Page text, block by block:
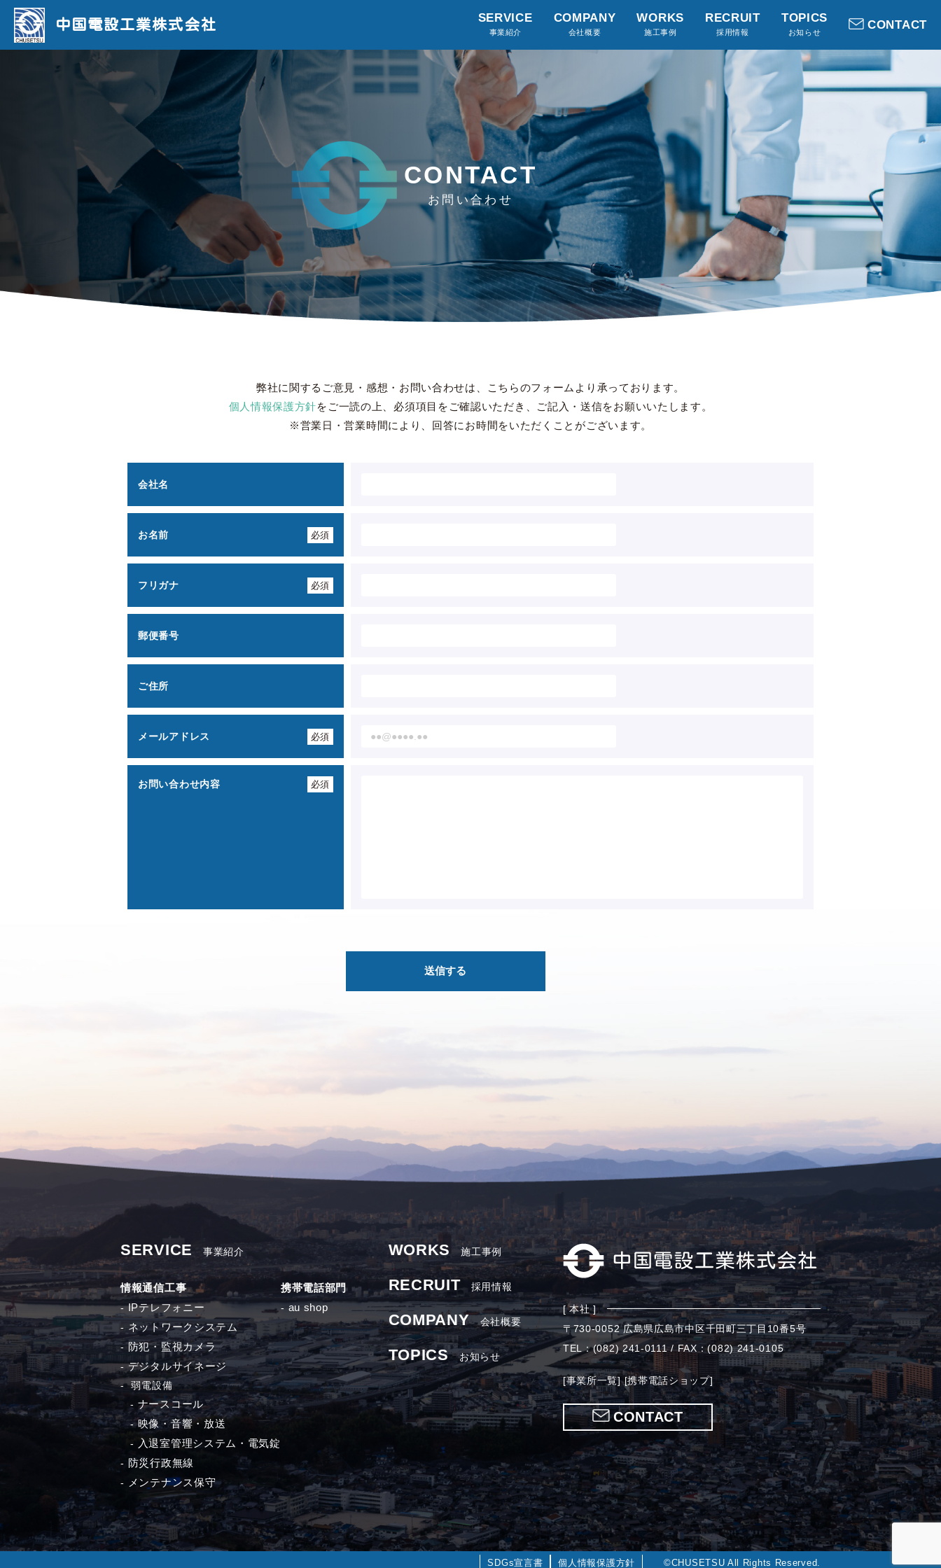
中国電設工業株式会社 SERVICE
事業紹介
COMPANY
会社概要
WORKS
施工事例
RECRUIT
採用情報
TOPICS
お知らせ
CONTACT
CONTACT
お問い合わせ
弊社に関するご意見・感想・お問い合わせは、こちらのフォームより承っております。
個人情報保護方針をご一読の上、必須項目をご確認いただき、ご記入・送信をお願いいたします。
※営業日・営業時間により、回答にお時間をいただくことがございます。
会社名
お名前 必須
フリガナ 必須
郵便番号
ご住所
メールアドレス 必須
お問い合わせ内容 必須
SERVICE 事業紹介
情報通信工事
IPテレフォニー
ネットワークシステム
防犯・監視カメラ
デジタルサイネージ
弱電設備
ナースコール
映像・音響・放送
入退室管理システム・電気錠
防災行政無線
メンテナンス保守
携帯電話部門
au shop
WORKS 施工事例
RECRUIT 採用情報
COMPANY 会社概要
TOPICS お知らせ
[ 本社 ]
〒730-0052 広島県広島市中区千田町三丁目10番5号
TEL：(082) 241-0111 / FAX：(082) 241-0105
[事業所一覧] [携帯電話ショップ]
CONTACT
SDGs宣言書 個人情報保護方針 ©CHUSETSU All Rights Reserved.